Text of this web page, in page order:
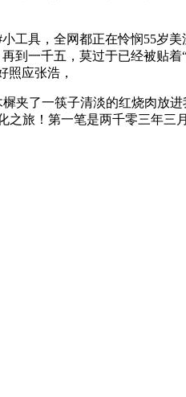
具，全网都正在怜悯55岁
到一千五，莫过于已经被贴
照应张浩，
了一筷子清淡的红烧肉放
之旅！第一笔是两千零三年